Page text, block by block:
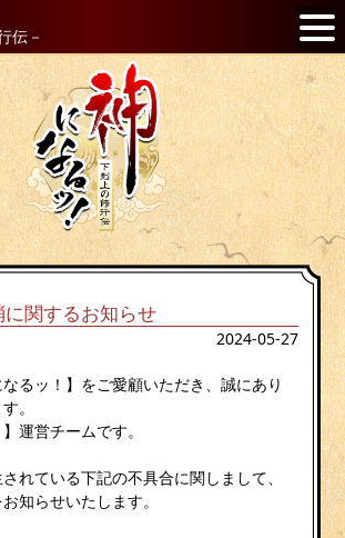
伝－
に関するお知らせ
2024-05-27
るッ！】をご愛顧いただき、誠にあり
。
運営チームです。
れている下記の不具合に関しまして、
知らせいたします。